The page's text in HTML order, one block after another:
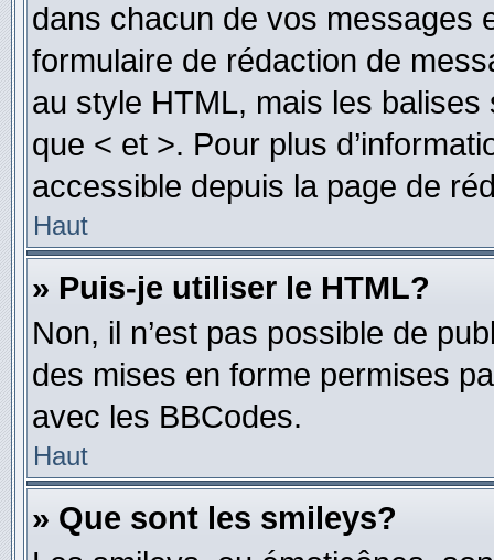
dans chacun de vos messages
formulaire de rédaction de
au style HTML, mais les
que < et >. Pour plus
accessible depuis la page de
Haut
» Puis-je utiliser le HTML?
Non, il n’est pas possible de
des mises en forme permises
avec les BBCodes.
Haut
» Que sont les smileys?